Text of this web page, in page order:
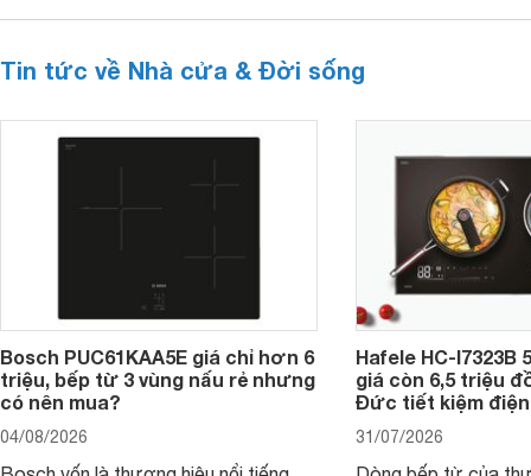
Tin tức về Nhà cửa & Đời sống
Bosch PUC61KAA5E giá chỉ hơn 6
triệu, bếp từ 3 vùng nấu rẻ nhưng
có nên mua?
04/08/2026
Hafele HC-I7323B
giá còn 6,5 triệu
Đức tiết kiệm
31/07/2026